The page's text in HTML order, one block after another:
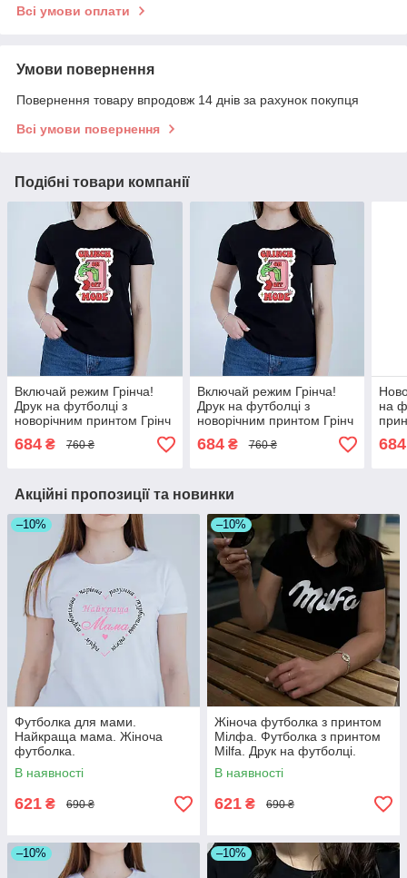
Всі умови оплати
Умови повернення
Повернення товару впродовж 14 днів за рахунок покупця
Всі умови повернення
Подібні товари компанії
Включай режим Грінча!
Друк на футболці з
новорічним принтом Грінч
684 ₴ 760 ₴
Включай режим Грінча!
Друк на футболці з
новорічним принтом Грінч
684₴ 760 ₴
на
684
Акційні пропозиції та новинки
–10%
Футболка для мами.
Найкраща мама. Жіноча
футболка.
В наявності
621 ₴ 690 ₴
–10%
Жіноча футболка з принтом
Мілфа. Футболка з принтом
Milfa. Друк на футболці.
В наявності
621 ₴ 690 ₴
–10% –10%